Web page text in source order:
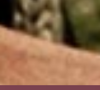
3. Με δράσεις
υπηρεσιών